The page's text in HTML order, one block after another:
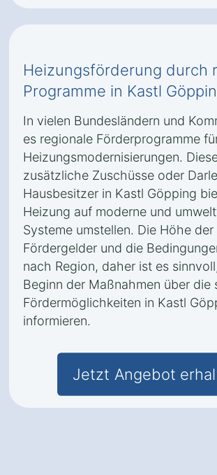
Heizungsförderung durch
Programme in Kastl
In vielen Bundesländern und
es regionale Förderprogramme
Heizungsmodernisierungen.
zusätzliche Zuschüsse oder
Hausbesitzer in Kastl Göpping
Heizung auf moderne und
Systeme umstellen. Die Höhe der
Fördergelder und die
nach Region, daher ist es
Beginn der Maßnahmen über die
Fördermöglichkeiten in Kastl
informieren.
Jetzt Angebot